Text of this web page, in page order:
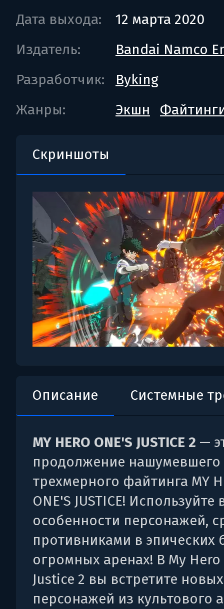
Дата выхода:
12 марта 2020
Издатель:
Bandai Namco
Разработчик:
Byking
Жанры:
Экшн
Скриншоты
Описание Системные
MY HERO ONE'S JUSTICE 2 —
продолжение нашумевшего
трехмерного файтинга MY
ONE'S JUSTICE! Используйте
особенности персонажей,
противниками в эпических
огромных аренах! В My Hero
Justice 2 вы встретите новых
персонажей из культового